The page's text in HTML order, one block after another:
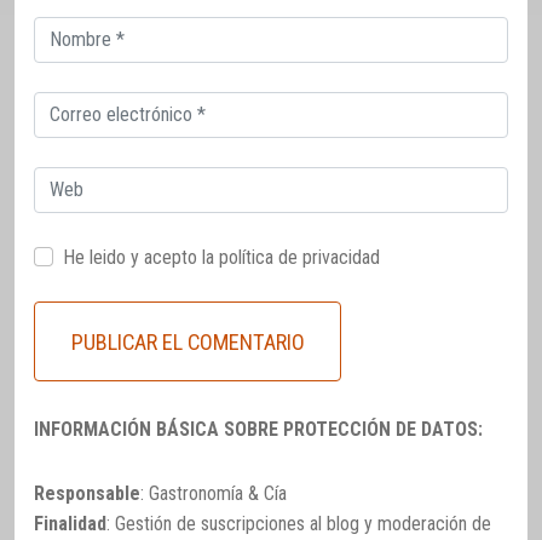
Correo
electrónico
Correo
electrónico
Web
He leido y acepto la política de privacidad
INFORMACIÓN BÁSICA SOBRE PROTECCIÓN DE DATOS:
Responsable: Gastronomía & Cía
Finalidad: Gestión de suscripciones al blog y moderación de